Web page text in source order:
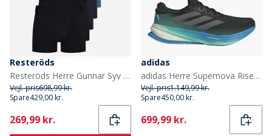
Resteröds
Resteröds Herre Gunnar Syv Pak Boxer Shorts Multicolour
Vejl. pris698,99 kr.
Spare429,00 kr.
Current
269,99 kr.
adidas
adidas Herre Supernova Rise 2 Neutrale Løbesko Core Black/Iron Metallic/Glory Green
Vejl. pris1.149,99 kr.
Spare450,00 kr.
Current
699,99 kr.